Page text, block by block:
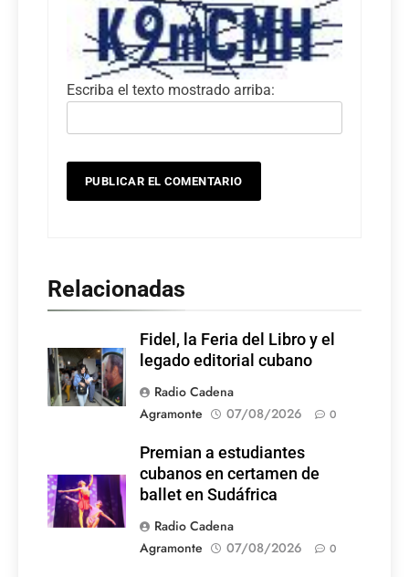
Escriba el texto mostrado arriba:
Relacionadas
Fidel, la Feria del Libro y el
legado editorial cubano
Radio Cadena
Agramonte
07/08/2026 0
Premian a estudiantes
cubanos en certamen de
ballet en Sudáfrica
Radio Cadena
Agramonte
07/08/2026 0